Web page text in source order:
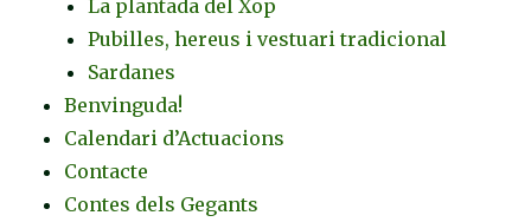
La plantada del Xop
Pubilles, hereus i vestuari tradicional
Sardanes
Benvinguda!
Calendari d’Actuacions
Contacte
Contes dels Gegants